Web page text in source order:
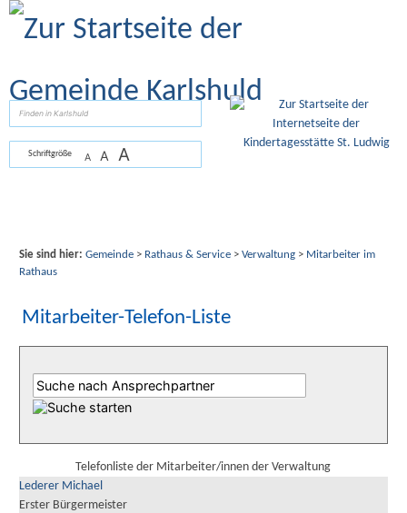
Zum Inhalt
Schriftgröße A A A
Sie sind hier: Gemeinde> Rathaus & Service> Verwaltung> Mitarbeiter im
Rathaus
Mitarbeiter-Telefon-Liste
Telefonliste der Mitarbeiter/innen der Verwaltung
Lederer Michael
Erster Bürgermeister